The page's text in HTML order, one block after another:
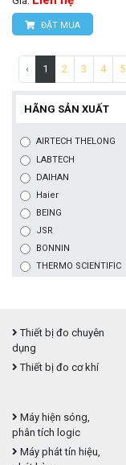
ĐẶT MUA
‹ 1 2 3 4 5
HÃNG SẢN XUẤT
AIRTECH THELONG
LABTECH
DAIHAN
Haier
BEING
JSR
BONNIN
THERMO SCIENTIFIC
Thiết bị đo chuyên
dụng
Thiết bị đo cơ khí
Máy hiện sóng,
phân tích logic
Máy phát tín hiệu,